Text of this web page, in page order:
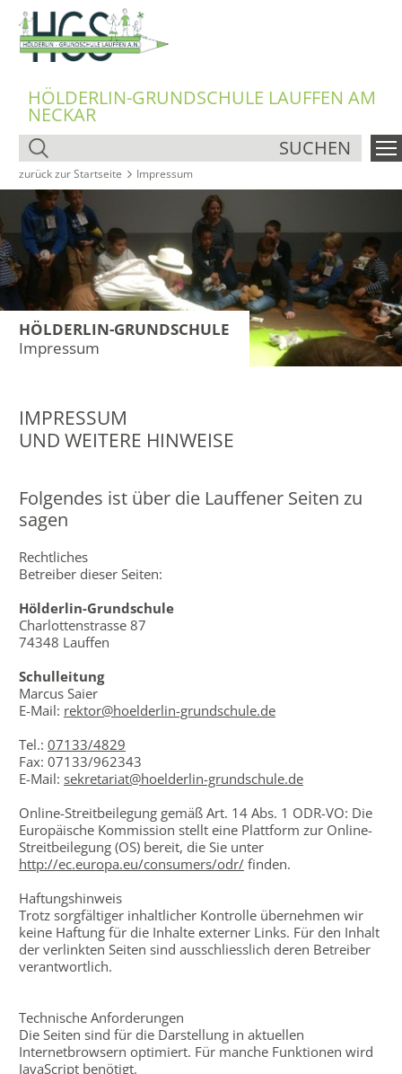
HÖLDERLIN-GRUNDSCHULE LAUFFEN AM
NECKAR
SUCHEN
zurück zur Startseite Impressum
HÖLDERLIN-GRUNDSCHULE
Impressum
IMPRESSUM
UND WEITERE HINWEISE
Folgendes ist über die Lauffener Seiten zu
sagen
Rechtliches
Betreiber dieser Seiten:
Hölderlin-Grundschule
Charlottenstrasse 87
74348 Lauffen
Schulleitung
Marcus Saier
E-Mail: rektor@hoelderlin-grundschule.de
Tel.: 07133/4829
Fax: 07133/962343
E-Mail: sekretariat@hoelderlin-grundschule.de
Online-Streitbeilegung gemäß Art. 14 Abs. 1 ODR-VO: Die
Europäische Kommission stellt eine Plattform zur Online-
Streitbeilegung (OS) bereit, die Sie unter
http://ec.europa.eu/consumers/odr/ finden.
Haftungshinweis
Trotz sorgfältiger inhaltlicher Kontrolle übernehmen wir
keine Haftung für die Inhalte externer Links. Für den Inhalt
der verlinkten Seiten sind ausschliesslich deren Betreiber
verantwortlich.
Technische Anforderungen
Die Seiten sind für die Darstellung in aktuellen
Internetbrowsern optimiert. Für manche Funktionen wird
JavaScript benötigt.